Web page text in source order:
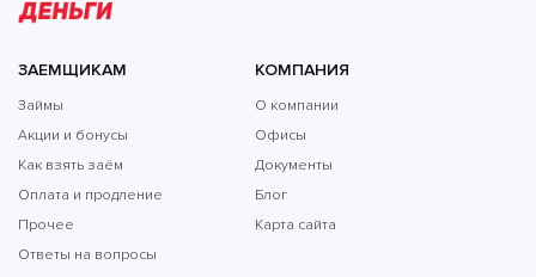
ЗАЕМЩИКАМ
Займы
Акции и бонусы
Как взять заём
Оплата и продление
Прочее
Ответы на вопросы
КОМПАНИЯ
О компании
Офисы
Документы
Блог
Карта сайта